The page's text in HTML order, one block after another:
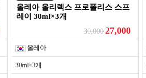
올레아 올리렉스 프로폴리스 스프
레이 30ml×3개
30,000 27,000
올레아
30ml×3개